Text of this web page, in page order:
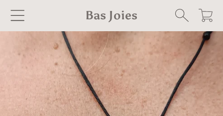
IR DIRECTAMENTE AL CONTENIDO
Bas Joies Carrito
IR DIRECTAMENTE A LA INFORMACIÓN DEL
PRODUCTO